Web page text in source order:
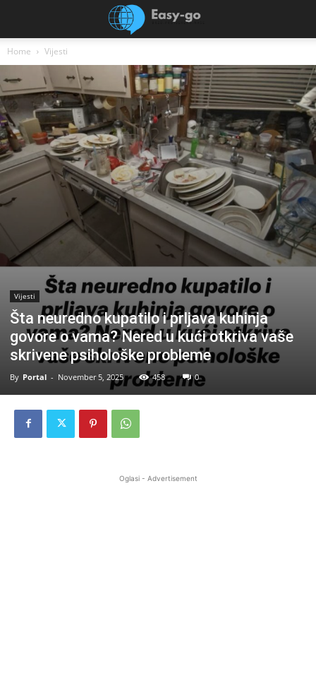
Home Vijesti
Vijesti
Šta neuredno kupatilo i prljava kuhinja
govore o vama? Nered u kući otkriva vaše
skrivene psihološke probleme
By Portal - November 5, 2025 458 0
Oglasi - Advertisement